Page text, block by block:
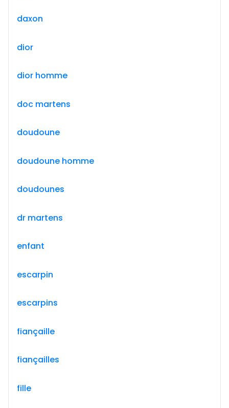
daxon
dior
dior homme
doc martens
doudoune
doudoune homme
doudounes
dr martens
enfant
escarpin
escarpins
fiançaille
fiançailles
fille